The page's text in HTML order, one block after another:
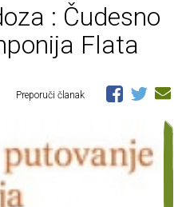
: Čudesno
Flata
Preporuči članak